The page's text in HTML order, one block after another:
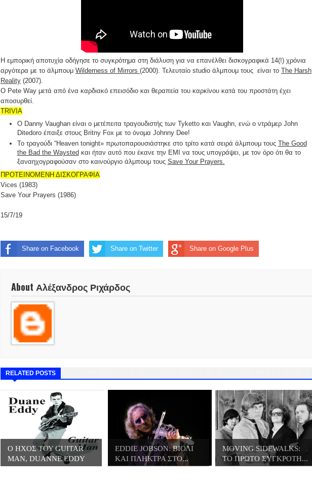
Η εμπορική αποτυχία οδήγησε το συγκρότημα στη διάλυση για να επανέλθει δισκογραφικά 14(!) χρόνια
αργότερα με το άλμπουμ Wilderness of Mirrors (2000). Τελευταίο studio άλμπουμ τους είναι το The Harsh
Reality (2007).
O Pete Way μετά από ένα καρδιακό επεισόδιο και θεραπεία του καρκίνου κατά του προστάτη έχει
αποσυρθεί.
TRIVIA
O Danny Vaughan είναι ο μετέπειτα τραγουδιστής των Tyketto και Vaughn, ενώ ο ντράμερ John
Ditedoro έπαιξε στους Britny Fox με το όνομα Johnny Dee!
Το τραγούδι “Heaven tonight» πρωτοπαρουσιάστηκε στο τρίτο κατά σειρά άλμπουμ τους The Good
the Bad the Waysted και ήταν αυτό που έκανε την EMI να τους υπογράψει, με τον όρο ότι θα το
ξαναηχογραφούσαν στο καινούργιο άλμπουμ τους Save Your Prayers.
ΠΡΟΤΕΙΝΟΜΕΝΗ ΔΙΣΚΟΓΡΑΦΙΑ
Vices (1983)
Save Your Prayers (1986)
15/7/19
Share on Facebook Share on Twitter Share on Google Plus
About Αλέξανδρος Ριχάρδος
RELATED POSTS
Ο ΗΧΟΣ ΤΟΥ GUITAR
MAN, DUANNE EDDY
EDDIE JOBSON: ΒΙΟΛΙ
ΚΑΙ ΠΛΗΚΤΡΑ ΣΤΟ...
MOVING SIDEWALKS:
ΤΟ ΠΡΩΤΟ ΣΥΓΚΡΟΤΗ...